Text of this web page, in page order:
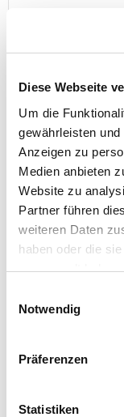
Diese Webseite
Um die
gewährleisten
Anzeigen zu
Medien anbieten
Website zu
Partner führen
weiteren Daten
haben oder die
gesammelt haben.
Notwendig
Präferenzen
Statistiken
Preis reduziert von
UVP 29,95 €auf
10,99 €*
SDS-plus